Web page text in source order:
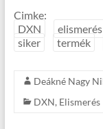
Cimke:
DXN
elismerés
siker
termék
Deákné Nagy
DXN, Elismerés